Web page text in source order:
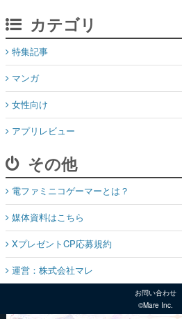
カテゴリ
特集記事
マンガ
女性向け
アプリレビュー
その他
電ファミニコゲーマーとは？
媒体資料はこちら
XプレゼントCP応募規約
運営：株式会社マレ
お問い合わせ
©Mare Inc.